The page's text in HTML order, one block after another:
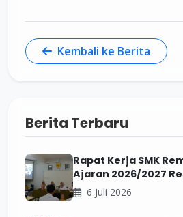
Kembali ke Berita
Berita Terbaru
Rapat Kerja SMK
Ajaran 2026/2027
6 Juli 2026